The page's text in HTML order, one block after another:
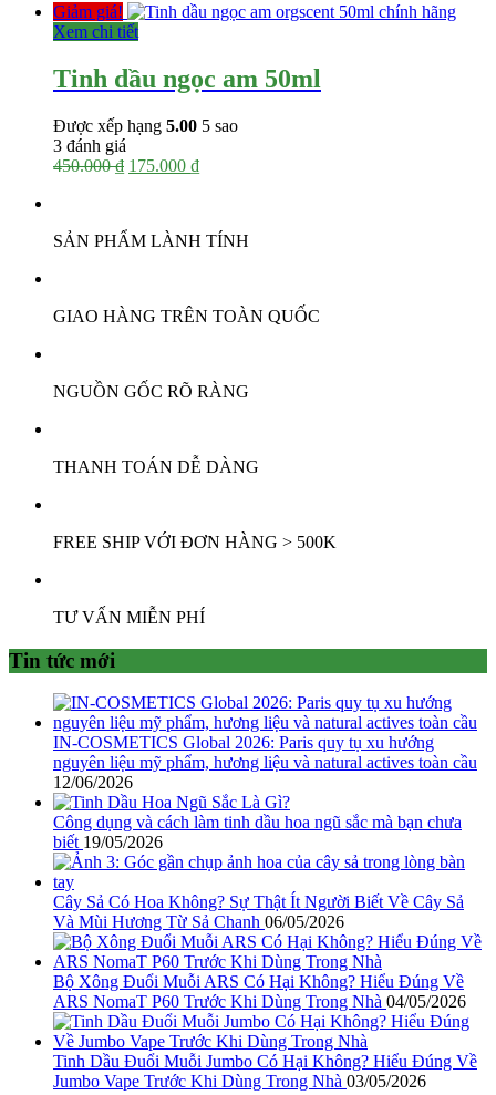
gốc
là:
hiện
115.000 ₫.
Giảm giá!
Xem chi tiết
Tinh dầu ngọc am 50ml
Được xếp hạng 5.00 5 sao
3 đánh giá
450.000₫ Giá
175.000 ₫Giá
175.000 ₫.
SẢN PHẨM LÀNH TÍNH
GIAO HÀNG TRÊN TOÀN QUỐC
NGUỒN GỐC RÕ RÀNG
THANH TOÁN DỄ DÀNG
FREE SHIP VỚI ĐƠN HÀNG > 500K
TƯ VẤN MIỄN PHÍ
Tin tức mới
IN-COSMETICS Global 2026: Paris quy tụ xu hướng
nguyên liệu mỹ phẩm, hương liệu và natural actives toàn cầu
12/06/2026
Công dụng và cách làm tinh dầu hoa ngũ sắc mà bạn chưa
biết 19/05/2026
Cây Sả Có Hoa Không? Sự Thật Ít Người Biết Về Cây Sả
Và Mùi Hương Từ Sả Chanh 06/05/2026
Bộ Xông Đuổi Muỗi ARS Có Hại Không? Hiểu Đúng Về
ARS NomaT P60 Trước Khi Dùng Trong Nhà 04/05/2026
Tinh Dầu Đuổi Muỗi Jumbo Có Hại Không? Hiểu Đúng Về
Jumbo Vape Trước Khi Dùng Trong Nhà 03/05/2026